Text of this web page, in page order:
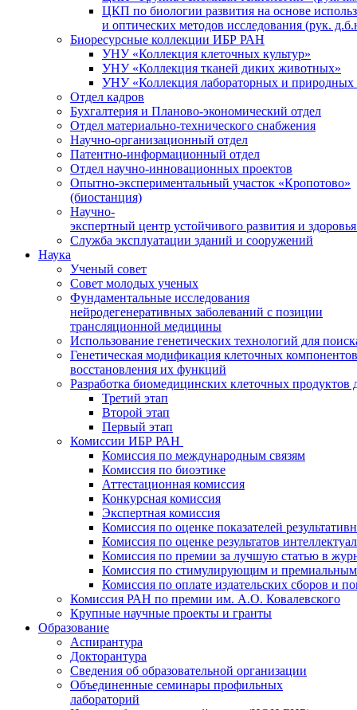
ЦКП по биологии развития на основе
и оптических методов исследования (рук.
Биоресурсные коллекции ИБР РАН
УНУ «Коллекция клеточных культур»
УНУ «Коллекция тканей диких животных»
УНУ «Коллекция лабораторных и природных
Отдел кадров
Бухгалтерия и Планово-экономический отдел
Отдел материально-технического снабжения
Научно-организационный отдел
Патентно-информационный отдел
Отдел научно-инновационных проектов
Опытно-экспериментальный участок «Кропотово»
(биостанция)
Научно-
экспертный центр устойчивого развития и
Служба эксплуатации зданий и сооружений
Наука
Ученый совет
Совет молодых ученых
Фундаментальные исследования
нейродегенеративных заболеваний с позиции
трансляционной медицины
Использование генетических технологий для
Генетическая модификация клеточных
восстановления их функций
Разработка биомедицинских клеточных продуктов
Третий этап
Второй этап
Первый этап
Комиссии ИБР РАН
Комиссия по международным связям
Комиссия по биоэтике
Аттестационная комиссия
Конкурсная комиссия
Экспертная комиссия
Комиссия по оценке показателей
Комиссия по оценке результатов
Комиссия по премии за лучшую статью в
Комиссия по стимулирующим и
Комиссия по оплате издательских сборов и
Комиссия РАН по премии им. А.О. Ковалевского
Крупные научные проекты и гранты
Образование
Аспирантура
Докторантура
Сведения об образовательной организации
Объединенные семинары профильных
лабораторий